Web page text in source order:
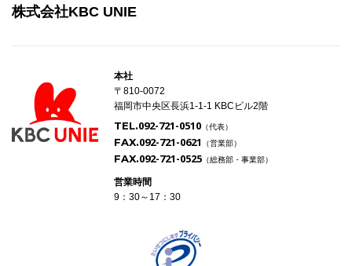
株式会社KBC UNIE
本社
〒810-0072
福岡市中央区長浜1-1-1 KBCビル2階
TEL.092-721-0510 （代表）
FAX.092-721-0621 （営業部）
FAX.092-721-0525 （総務部・事業部）
営業時間
9：30～17：30